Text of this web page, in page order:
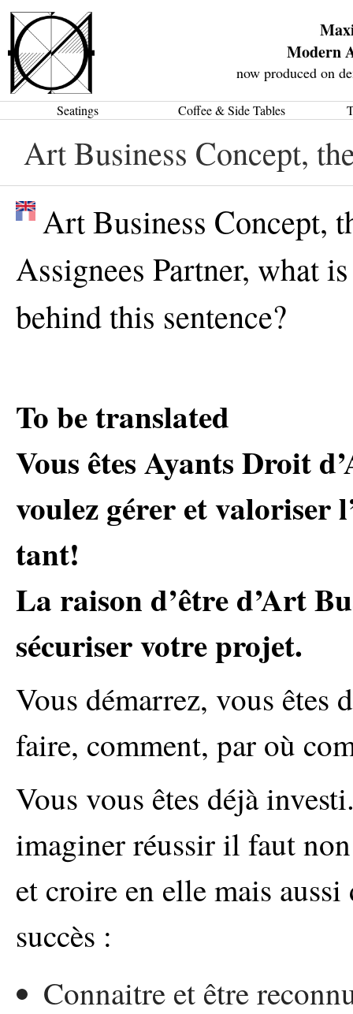
Modern
now produced on
Seatings Coffee & Side Tables
Art Business Concept,
Art Business Concept,
Assignees Partner, what
behind this sentence?
To be translated
Vous êtes Ayants Droit
voulez gérer et valoriser
tant!
La raison d’être d’Art
sécuriser votre projet.
Vous démarrez, vous êtes
faire, comment, par où
Vous vous êtes déjà
imaginer réussir il faut
et croire en elle mais
succès :
Connaitre et être